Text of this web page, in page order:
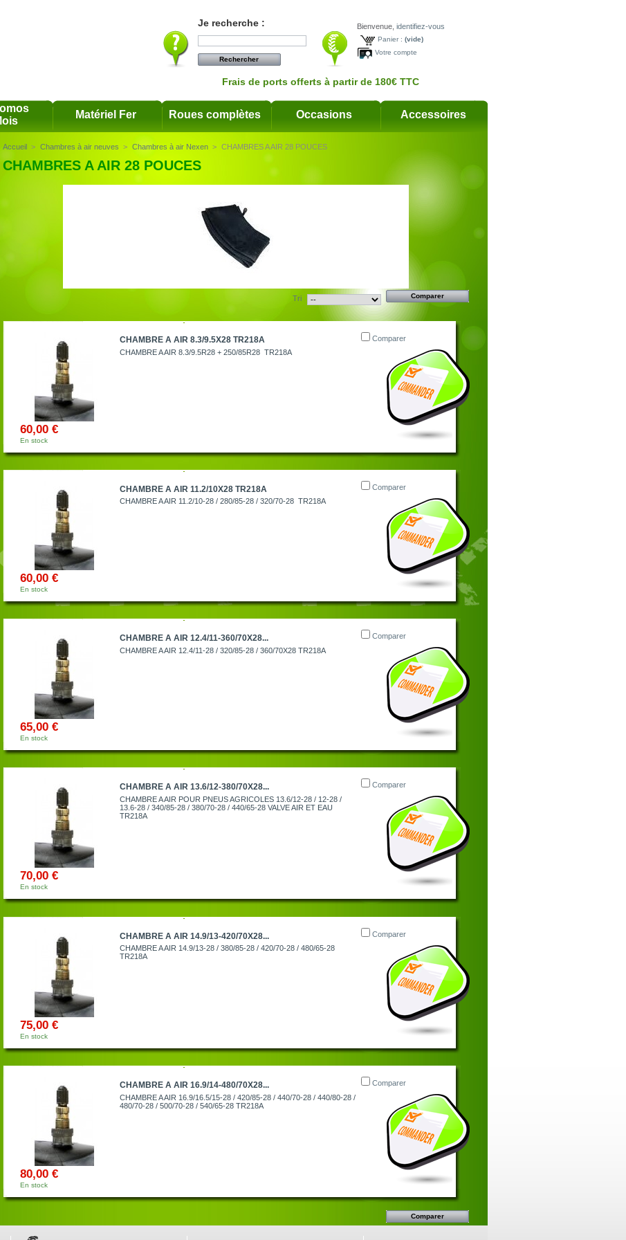
Je recherche : Bienvenue, identifiez-vous
Panier : (vide)
Votre compte
Frais de ports offerts à partir de 180€ TTC
Matériel Fer Roues complètes Occasions Accessoires
Accueil > Chambres à air neuves > Chambres à air Nexen > CHAMBRES A AIR 28 POUCES
CHAMBRES A AIR 28 POUCES
Tri
60,00 €
En stock
CHAMBRE A AIR 8.3/9.5X28 TR218A
CHAMBRE A AIR 8.3/9.5R28 + 250/85R28 TR218A
Comparer
60,00 €
En stock
CHAMBRE A AIR 11.2/10X28 TR218A
CHAMBRE A AIR 11.2/10-28 / 280/85-28 / 320/70-28 TR218A
Comparer
65,00 €
En stock
CHAMBRE A AIR 12.4/11-360/70X28...
CHAMBRE A AIR 12.4/11-28 / 320/85-28 / 360/70X28 TR218A
Comparer
70,00 €
En stock
CHAMBRE A AIR 13.6/12-380/70X28...
CHAMBRE A AIR POUR PNEUS AGRICOLES 13.6/12-28 / 12-28 /
13.6-28 / 340/85-28 / 380/70-28 / 440/65-28 VALVE AIR ET EAU
TR218A
Comparer
75,00 €
En stock
CHAMBRE A AIR 14.9/13-420/70X28...
CHAMBRE A AIR 14.9/13-28 / 380/85-28 / 420/70-28 / 480/65-28
TR218A
Comparer
80,00 €
En stock
CHAMBRE A AIR 16.9/14-480/70X28...
CHAMBRE A AIR 16.9/16.5/15-28 / 420/85-28 / 440/70-28 / 440/80-28 /
480/70-28 / 500/70-28 / 540/65-28 TR218A
Comparer